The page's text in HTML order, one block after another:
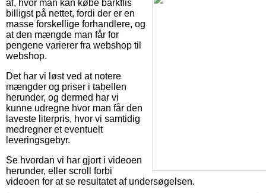
af, hvor man kan købe barkflis
billigst på nettet, fordi der er en
masse forskellige forhandlere, og
at den mængde man får for
pengene varierer fra webshop til
webshop.
Det har vi løst ved at notere
mængder og priser i tabellen
herunder, og dermed har vi
kunne udregne hvor man får den
laveste literpris, hvor vi samtidig
medregner et eventuelt
leveringsgebyr.
Se hvordan vi har gjort i videoen
herunder, eller scroll forbi
videoen for at se resultatet af undersøgelsen.